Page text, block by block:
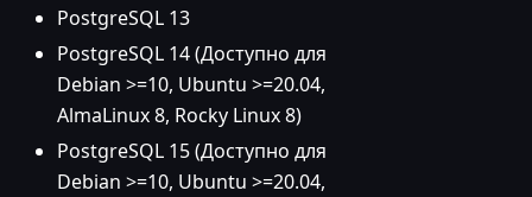
PostgreSQL 13
PostgreSQL 14 (Доступно для
Debian >=10, Ubuntu >=20.04,
AlmaLinux 8, Rocky Linux 8)
PostgreSQL 15 (Доступно для
Debian >=10, Ubuntu >=20.04,